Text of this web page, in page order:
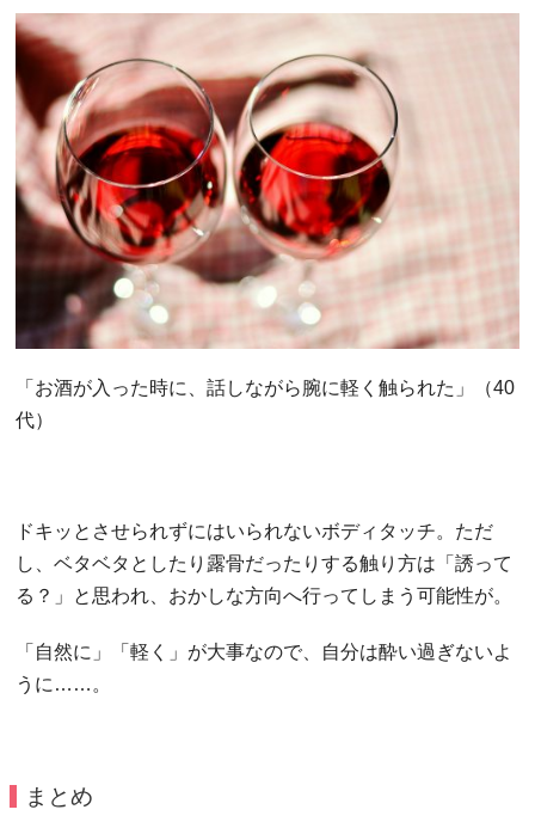
「お酒が入った時に、話しながら腕に軽く触られた」（40
代）
ドキッとさせられずにはいられないボディタッチ。ただ
し、ベタベタとしたり露骨だったりする触り方は「誘って
る？」と思われ、おかしな方向へ行ってしまう可能性が。
「自然に」「軽く」が大事なので、自分は酔い過ぎないよ
うに……。
まとめ